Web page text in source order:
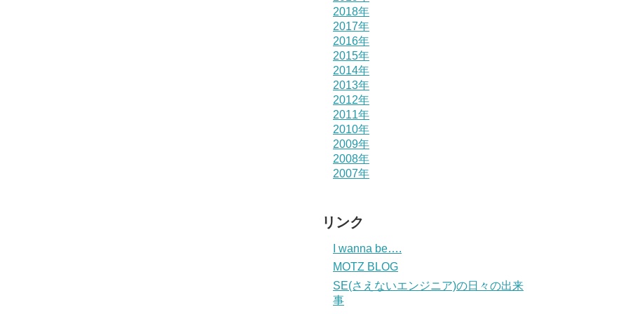
2018年
2017年
2016年
2015年
2014年
2013年
2012年
2011年
2010年
2009年
2008年
2007年
リンク
I wanna be….
MOTZ BLOG
SE(さえないエンジニア)の日々の出来
事